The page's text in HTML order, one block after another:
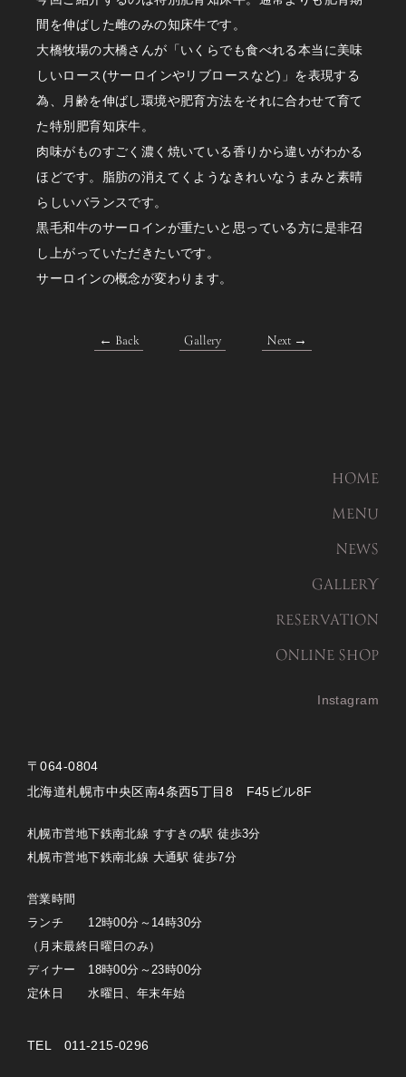
間を伸ばした雌のみの知床牛です。
大橋牧場の大橋さんが「いくらでも食べれる本当に美味
しいロース(サーロインやリブロースなど)」を表現する
為、月齢を伸ばし環境や肥育方法をそれに合わせて育て
た特別肥育知床牛。
肉味がものすごく濃く焼いている香りから違いがわかる
ほどです。脂肪の消えてくようなきれいなうまみと素晴
らしいバランスです。
黒毛和牛のサーロインが重たいと思っている方に是非召
し上がっていただきたいです。
サーロインの概念が変わります。
← Back Gallery Next →
〒064-0804
北海道札幌市中央区南4条西5丁目8 F45ビル8F
札幌市営地下鉄南北線 すすきの駅 徒歩3分
札幌市営地下鉄南北線 大通駅 徒歩7分
営業時間
ランチ 12時00分～14時30分
（月末最終日曜日のみ）
ディナー 18時00分～23時00分
定休日 水曜日、年末年始
TEL 011-215-0296
HOME
MENU
NEWS
GALLERY
RESERVATION
ONLINE SHOP
Instagram